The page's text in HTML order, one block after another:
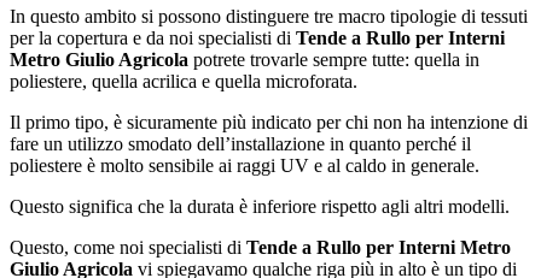
In questo ambito si possono distinguere tre macro tipologie di tessuti
per la copertura e da noi specialisti di Tende a Rullo per Interni
Metro Giulio Agricola potrete trovarle sempre tutte: quella in
poliestere, quella acrilica e quella microforata.
Il primo tipo, è sicuramente più indicato per chi non ha intenzione di
fare un utilizzo smodato dell’installazione in quanto perché il
poliestere è molto sensibile ai raggi UV e al caldo in generale.
Questo significa che la durata è inferiore rispetto agli altri modelli.
Questo, come noi specialisti di Tende a Rullo per Interni Metro
Giulio Agricola vi spiegavamo qualche riga più in alto è un tipo di